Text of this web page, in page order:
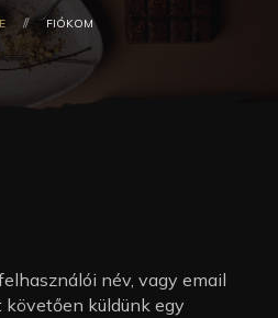
FIÓKOM
név, vagy email
követően küldünk egy